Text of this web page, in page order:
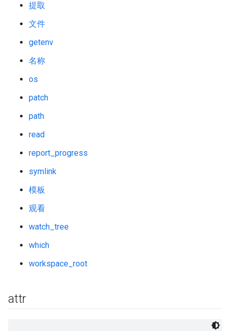
提取
文件
getenv
名称
os
patch
path
read
report_progress
symlink
模板
观看
watch_tree
which
workspace_root
attr